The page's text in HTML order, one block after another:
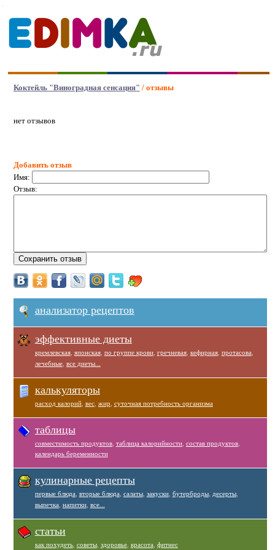
Коктейль "Виноградная сенсация" / отзывы
нет отзывов
Добавить отзыв
Имя:
Отзыв:
анализатор рецептов
эффективные диеты
кремлевская, японская, по группе крови, гречневая, кефирная, протасова
лечебные, все диеты...
калькуляторы
расход калорий, вес, жир суточная потребность организма
таблицы
совместимость продуктов, таблица калорийности, состав продуктов,
календарь беременности
кулинарные рецепты
первые блюда вторые блюда салаты, закуски, бутерброды, десерты,
выпечка напитки, все...
статьи
как похудеть, советы, здоровье, красота фитнес